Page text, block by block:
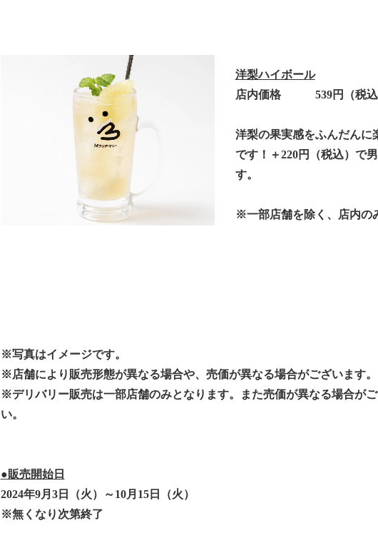
洋梨ハイボール
店内価格 539円（税込
洋梨の果実感をふんだんに
です！＋220円（税込）で
す。
※一部店舗を除く、店内の
※写真はイメージです。
※店舗により販売形態が異なる場合や、売価が異なる場合がございます。
※デリバリー販売は一部店舗のみとなります。また売価が異なる場合が
い。
●販売開始日
2024年9月3日（火）～10月15日（火）
※無くなり次第終了